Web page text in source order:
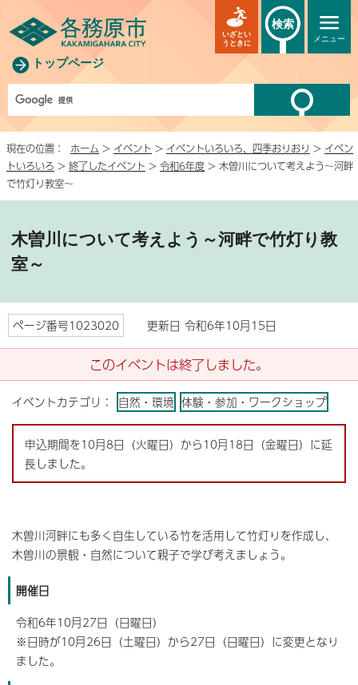
トップページ
メニュー
いざとい
うときに
検索
現在の位置： ホーム > イベント > イベントいろいろ、四季おりおり > イベン
トいろいろ > 終了したイベント > 令和6年度 > 木曽川について考えよう～河畔
で竹灯り教室～
木曽川について考えよう～河畔で竹灯り教
室～
ページ番号1023020 更新日 令和6年10月15日
このイベントは終了しました。
イベントカテゴリ： 自然・環境 体験・参加・ワークショップ
申込期間を10月8日（火曜日）から10月18日（金曜日）に延
長しました。
木曽川河畔にも多く自生している竹を活用して竹灯りを作成し、
木曽川の景観・自然について親子で学び考えましょう。
開催日
令和6年10月27日（日曜日）
※日時が10月26日（土曜日）から27日（日曜日）に変更となり
ました。